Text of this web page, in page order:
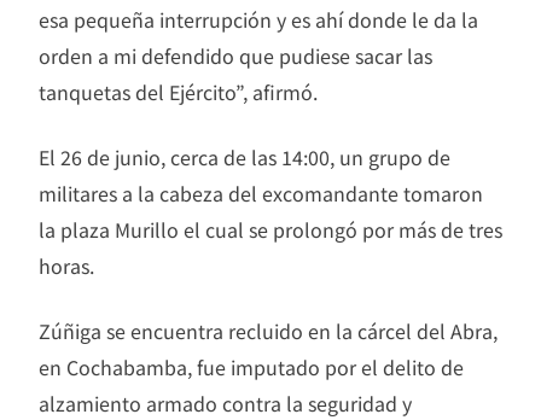
esa pequeña interrupción y es ahí donde le da la
orden a mi defendido que pudiese sacar las
tanquetas del Ejército”, afirmó.
El 26 de junio, cerca de las 14:00, un grupo de
militares a la cabeza del excomandante tomaron
la plaza Murillo el cual se prolongó por más de tres
horas.
Zúñiga se encuentra recluido en la cárcel del Abra,
en Cochabamba, fue imputado por el delito de
alzamiento armado contra la seguridad y